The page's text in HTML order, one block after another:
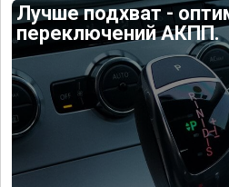
Лучше подхват -
переключений АКПП.